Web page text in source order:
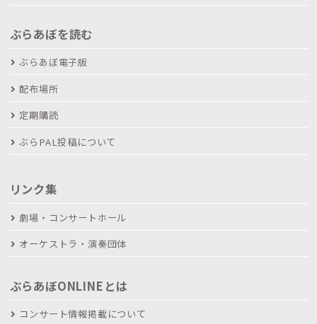
ぶらあぼを読む
ぶらあぼ電子版
配布場所
定期購読
ぶらPAL投稿について
リンク集
劇場・コンサートホール
オーケストラ・演奏団体
ぶらあぼONLINEとは
コンサート情報掲載について